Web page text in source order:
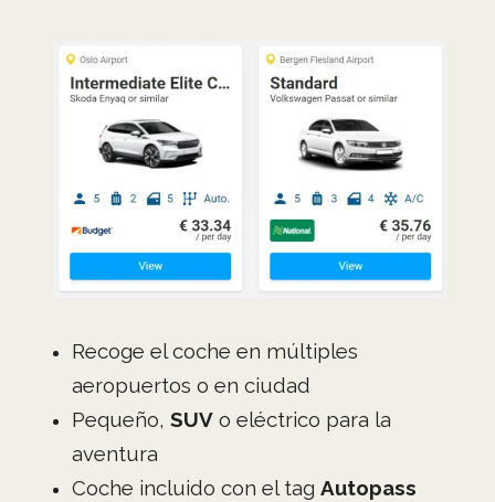
Recoge el coche en múltiples
aeropuertos o en ciudad
Pequeño, SUV o eléctrico para la
aventura
Coche incluido con el tag Autopass